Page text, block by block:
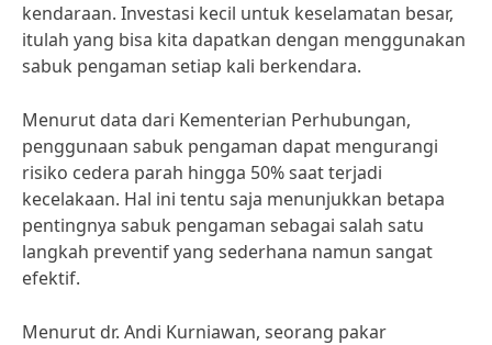
kendaraan. Investasi kecil untuk keselamatan besar,
itulah yang bisa kita dapatkan dengan menggunakan
sabuk pengaman setiap kali berkendara.
Menurut data dari Kementerian Perhubungan,
penggunaan sabuk pengaman dapat mengurangi
risiko cedera parah hingga 50% saat terjadi
kecelakaan. Hal ini tentu saja menunjukkan betapa
pentingnya sabuk pengaman sebagai salah satu
langkah preventif yang sederhana namun sangat
efektif.
Menurut dr. Andi Kurniawan, seorang pakar